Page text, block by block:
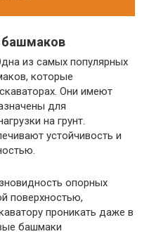
башмаков
из самых популярных
которые
Они имеют
для
на грунт.
устойчивость и
опорных
поверхностью,
проникать даже в
башмаки